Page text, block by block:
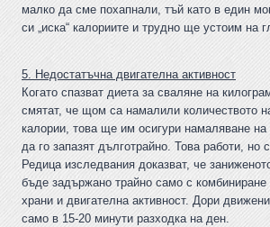
малко да сме похапнали, тъй като в един
си „иска“ калориите и трудно ще устоим на
5. Недостатъчна двигателна активност
Когато спазват диета за сваляне на
смятат, че щом са намалили количеството
калории, това ще им осигури намаляване на
да го запазят дълготрайно. Това работи, но
Редица изследвания доказват, че
бъде задържано трайно само с комбиниране
храни и двигателна активност. Дори
само в 15-20 минути разходка на ден.